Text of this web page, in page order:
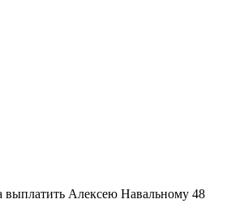
выплатить Алексею Навальному 48